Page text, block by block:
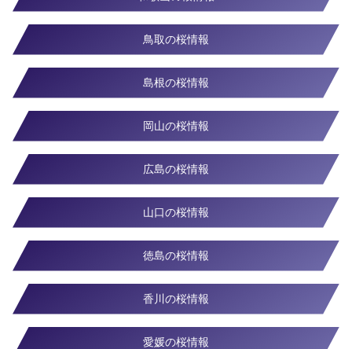
鳥取の桜情報
島根の桜情報
岡山の桜情報
広島の桜情報
山口の桜情報
徳島の桜情報
香川の桜情報
愛媛の桜情報